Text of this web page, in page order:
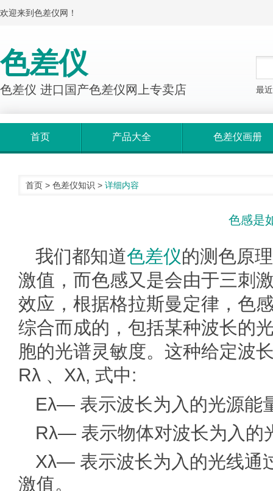
欢迎来到色差仪网！
色差仪
色差仪 进口国产色差仪网上专卖店 最
首页 产品大全 色差仪画册
首页 > 色差仪知识 > 详细内容
色感是
我们都知道色差仪的测色原
激值，而色感又是会由于三刺
效应，根据格拉斯曼定律，色
综合而成的，包括某种波长的
胞的光谱灵敏度。 这种给定波
Rλ 、Xλ, 式中:
Eλ— 表示波长为入的光源能
Rλ— 表示物体对波长为入的
Xλ— 表示波长为入的光线通
激值。